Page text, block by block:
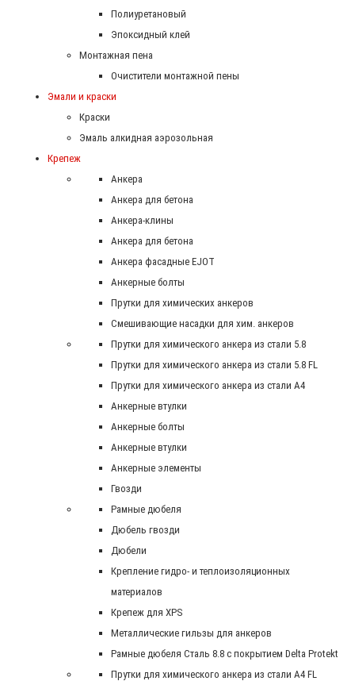
Полиуретановый
Эпоксидный клей
Монтажная пена
Очистители монтажной пены
Эмали и краски
Краски
Эмаль алкидная аэрозольная
Крепеж
Анкера
Анкера для бетона
Анкера-клины
Анкера для бетона
Анкера фасадные EJOT
Анкерные болты
Прутки для химических анкеров
Смешивающие насадки для хим. анкеров
Прутки для химического анкера из стали 5.8
Прутки для химического анкера из стали 5.8 FL
Прутки для химического анкера из стали А4
Анкерные втулки
Анкерные болты
Анкерные втулки
Анкерные элементы
Гвозди
Рамные дюбеля
Дюбель гвозди
Дюбели
Крепление гидро- и теплоизоляционных
материалов
Крепеж для XPS
Металлические гильзы для анкеров
Рамные дюбеля Сталь 8.8 с покрытием Delta Protekt
Прутки для химического анкера из стали А4 FL